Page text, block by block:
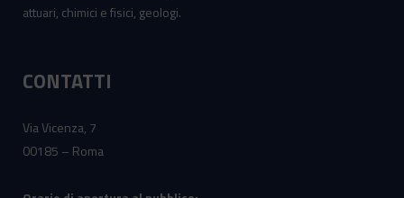
attuari, chimici e fisici, geologi.
CONTATTI
Via Vicenza, 7
00185 – Roma